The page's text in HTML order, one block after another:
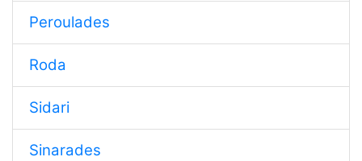
Peroulades
Roda
Sidari
Sinarades